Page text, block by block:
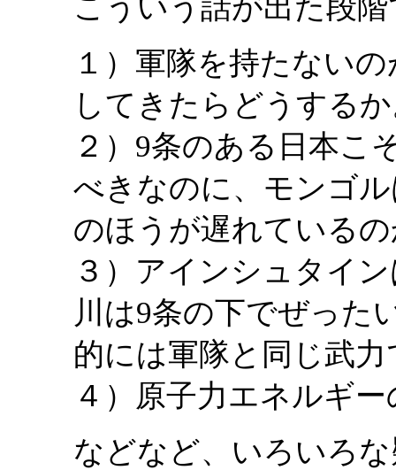
こういう話が出た段
１）軍隊を持たない
してきたらどうする
２）9条のある日本こ
べきなのに、モンゴ
のほうが遅れている
３）アインシュタイ
川は9条の下でぜった
的には軍隊と同じ武
４）原子力エネルギ
などなど、いろいろ